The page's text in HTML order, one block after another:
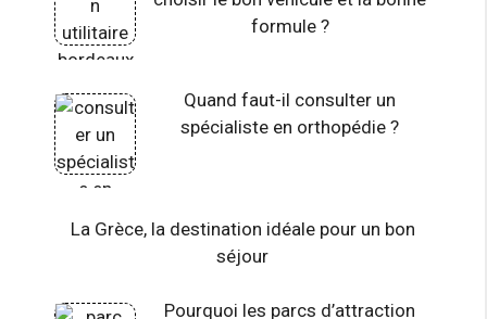
formule ?
Quand faut-il consulter un
spécialiste en orthopédie ?
La Grèce, la destination idéale pour un bon
séjour
Pourquoi les parcs d’attraction